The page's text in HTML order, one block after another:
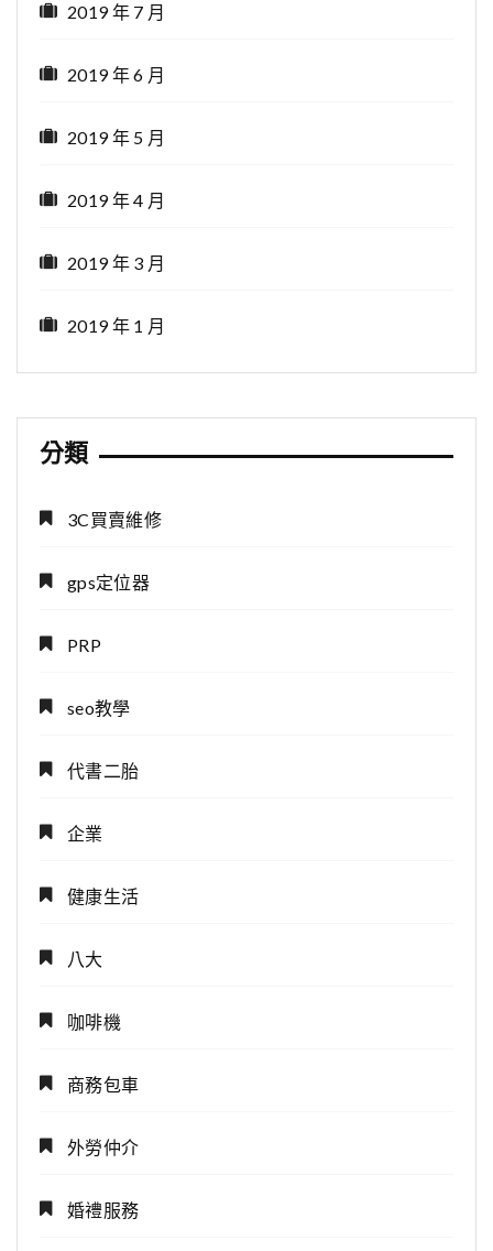
2019 年 7 月
2019 年 6 月
2019 年 5 月
2019 年 4 月
2019 年 3 月
2019 年 1 月
分類
3C買賣維修
gps定位器
PRP
seo教學
代書二胎
企業
健康生活
八大
咖啡機
商務包車
外勞仲介
婚禮服務